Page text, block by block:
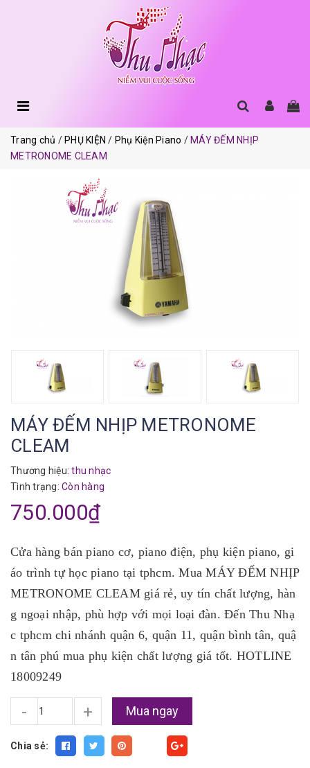
Trang chủ PHỤ KIỆN Phụ Kiện Piano
MÁY ĐẾM NHỊP
METRONOME CLEAM
MÁY ĐẾM NHỊP METRONOME
CLEAM
Thương hiệu: thu nhạc
Tình trạng: Còn hàng
750.000₫
Cửa hàng bán piano cơ, piano điện, phụ kiện piano, gi
áo trình tự học piano tại tphcm. Mua MÁY ĐẾM NHỊP
METRONOME CLEAM giá rẻ, uy tín chất lượng, hàn
g ngoại nhập, phù hợp với mọi loại đàn. Đến Thu Nhạ
c tphcm chi nhánh quận 6, quận 11, quận bình tân, quậ
n tân phú mua phụ kiện chất lượng giá tốt. HOTLINE
18009249
- + Mua ngay
Chia sẻ: